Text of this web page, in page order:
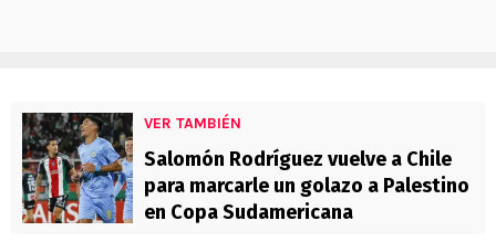
VER TAMBIÉN
Salomón Rodríguez vuelve a Chile
para marcarle un golazo a Palestino
en Copa Sudamericana